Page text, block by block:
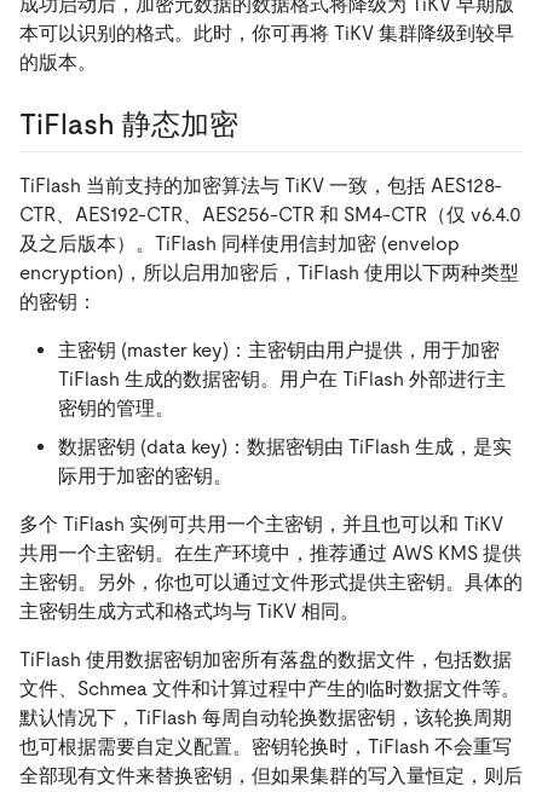
本可以识别的格式。此时，你可再将 TiKV 集群降级到较早
的版本。
TiFlash 静态加密
TiFlash 当前支持的加密算法与 TiKV 一致，包括 AES128-
CTR、AES192-CTR、AES256-CTR 和 SM4-CTR（仅 v6.4.0
及之后版本）。TiFlash 同样使用信封加密 (envelop
encryption)，所以启用加密后，TiFlash 使用以下两种类型
的密钥：
主密钥 (master key)：主密钥由用户提供，用于加密
TiFlash 生成的数据密钥。用户在 TiFlash 外部进行主
密钥的管理。
数据密钥 (data key)：数据密钥由 TiFlash 生成，是实
际用于加密的密钥。
多个 TiFlash 实例可共用一个主密钥，并且也可以和 TiKV
共用一个主密钥。在生产环境中，推荐通过 AWS KMS 提供
主密钥。另外，你也可以通过文件形式提供主密钥。具体的
主密钥生成方式和格式均与 TiKV 相同。
TiFlash 使用数据密钥加密所有落盘的数据文件，包括数据
文件、Schmea 文件和计算过程中产生的临时数据文件等。
默认情况下，TiFlash 每周自动轮换数据密钥，该轮换周期
也可根据需要自定义配置。密钥轮换时，TiFlash 不会重写
全部现有文件来替换密钥，但如果集群的写入量恒定，则后